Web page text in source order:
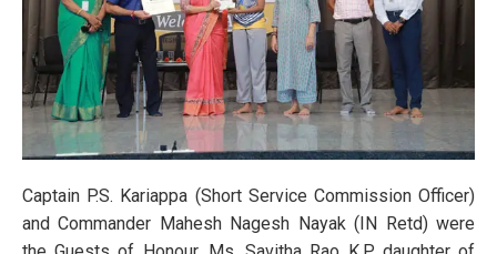
Captain P.S. Kariappa (Short Service Commission Officer)
and Commander Mahesh Nagesh Nayak (IN Retd) were